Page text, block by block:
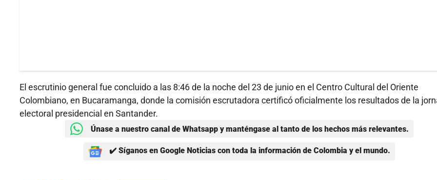
El escrutinio general fue concluido a las 8:46 de la noche del 23 de junio en el Centro Cultural del Oriente
Colombiano, en Bucaramanga, donde la comisión escrutadora certificó oficialmente los resultados de la
electoral presidencial en Santander.
Únase a nuestro canal de Whatsapp y manténgase al tanto de los hechos más relevantes.
✔️ Síganos en Google Noticias con toda la información de Colombia y el mundo.